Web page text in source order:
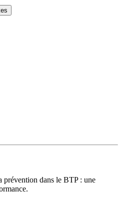
prévention dans le BTP : une